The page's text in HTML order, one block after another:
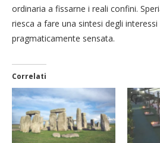
ordinaria a fissarne i reali confini.
riesca a fare una sintesi degli
pragmaticamente sensata.
Correlati